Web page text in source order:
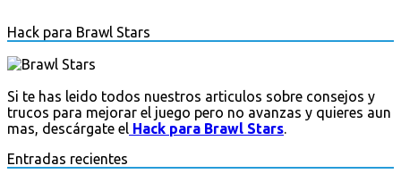
Hack para Brawl Stars
Si te has leido todos nuestros articulos sobre consejos y
trucos para mejorar el juego pero no avanzas y quieres aun
mas, descárgate el Hack para Brawl Stars.
Entradas recientes